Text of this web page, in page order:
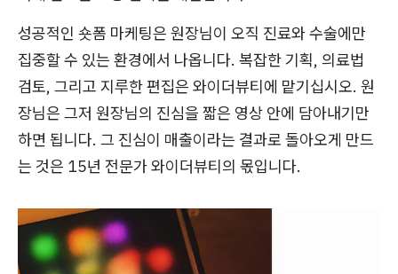
성공적인 숏폼 마케팅은 원장님이 오직 진료와 수술에만
집중할 수 있는 환경에서 나옵니다. 복잡한 기획, 의료법
검토, 그리고 지루한 편집은 와이더뷰티에 맡기십시오. 원
장님은 그저 원장님의 진심을 짧은 영상 안에 담아내기만
하면 됩니다. 그 진심이 매출이라는 결과로 돌아오게 만드
는 것은 15년 전문가 와이더뷰티의 몫입니다.